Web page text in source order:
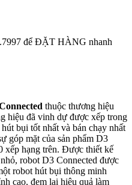
để ĐẶT HÀNG nhanh
thuộc thương hiệu
hiệu đã vinh dự được xếp trong
bụi tốt nhất và bán chạy nhất
góp mặt của sản phẩm D3
xếp hạng trên. Được thiết kế
robot D3 Connected được
robot hút bụi thông minh
cao, đem lại hiệu quả làm